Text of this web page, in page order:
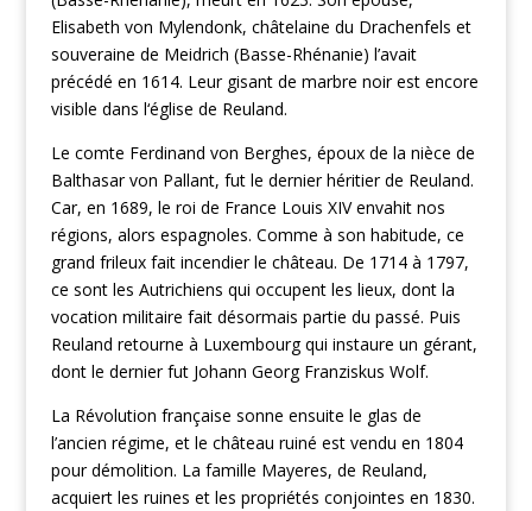
Elisabeth von Mylendonk, châtelaine du Drachenfels et
souveraine de Meidrich (Basse-Rhénanie) l’avait
précédé en 1614. Leur gisant de marbre noir est encore
visible dans l‘église de Reuland.
Le comte Ferdinand von Berghes, époux de la nièce de
Balthasar von Pallant, fut le dernier héritier de Reuland.
Car, en 1689, le roi de France Louis XIV envahit nos
régions, alors espagnoles. Comme à son habitude, ce
grand frileux fait incendier le château. De 1714 à 1797,
ce sont les Autrichiens qui occupent les lieux, dont la
vocation militaire fait désormais partie du passé. Puis
Reuland retourne à Luxembourg qui instaure un gérant,
dont le dernier fut Johann Georg Franziskus Wolf.
La Révolution française sonne ensuite le glas de
l’ancien régime, et le château ruiné est vendu en 1804
pour démolition. La famille Mayeres, de Reuland,
acquiert les ruines et les propriétés conjointes en 1830.